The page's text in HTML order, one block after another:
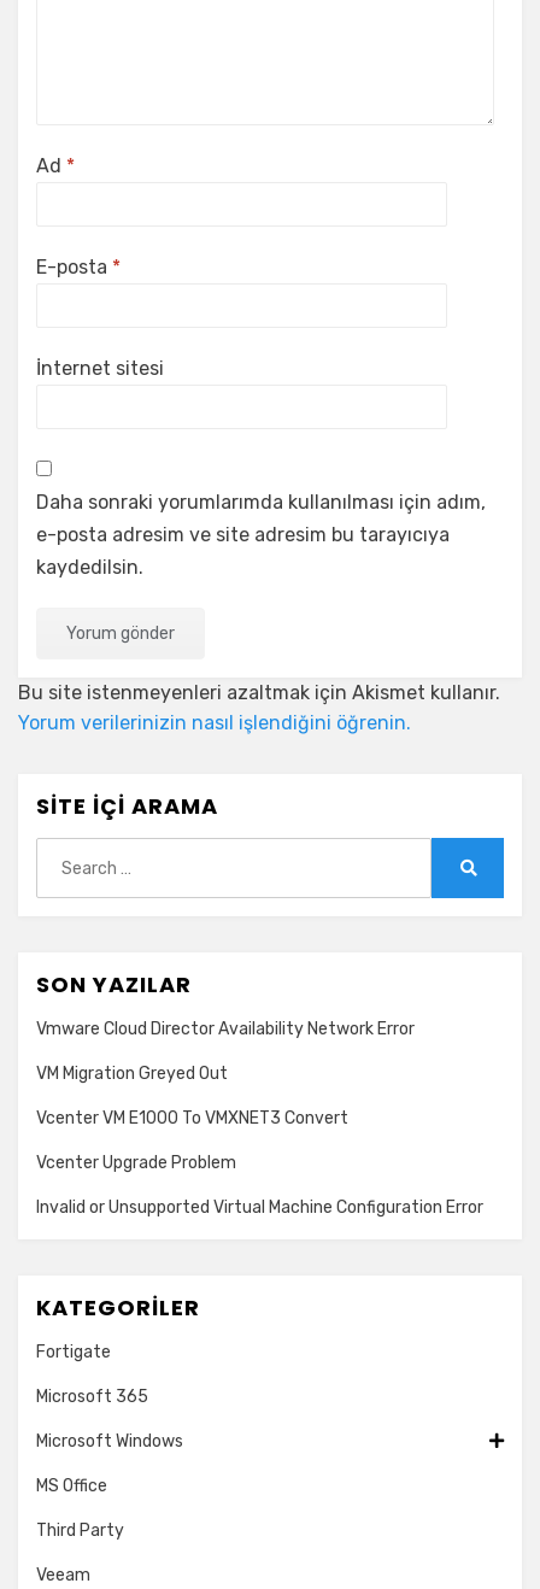
Ad *
E-posta *
İnternet sitesi
Daha sonraki yorumlarımda kullanılması için adım,
e-posta adresim ve site adresim bu tarayıcıya
kaydedilsin.
Bu site istenmeyenleri azaltmak için Akismet kullanır.
Yorum verilerinizin nasıl işlendiğini öğrenin.
SITE İÇI ARAMA
for:
SON YAZILAR
Vmware Cloud Director Availability Network Error
VM Migration Greyed Out
Vcenter VM E1000 To VMXNET3 Convert
Vcenter Upgrade Problem
Invalid or Unsupported Virtual Machine Configuration Error
KATEGORILER
Fortigate
Microsoft 365
Microsoft Windows
MS Office
Third Party
Veeam